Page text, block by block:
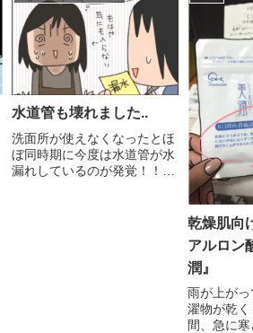
水道管も壊れました..
洗面所が使えなくなったとほ
ぼ同時期に今度は水道管が水
漏れしているのが発覚！！！
乾燥肌向
アルロン
潤』
雨が上が
濯物が乾
間、急に寒